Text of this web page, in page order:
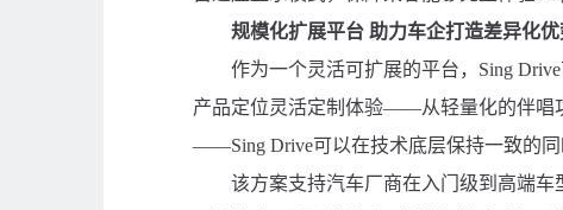
规模化扩展平台 助力车企打造差异化优
作为一个灵活可扩展的平台，Sing
产品定位灵活定制体验——从轻量化的伴唱
——Sing Drive可以在技术底层保持一致的同
该方案支持汽车厂商在入门级到高端